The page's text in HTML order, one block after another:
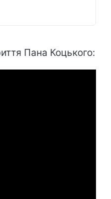
Пана Коцького: